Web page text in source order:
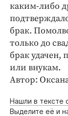
каким-либо
брак.
только до
брак удачен,
или внукам.
Автор:
Нашли в тексте
Выделите её и